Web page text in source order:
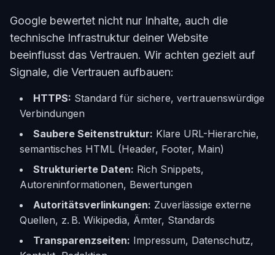
Google bewertet nicht nur Inhalte, auch die
technische Infrastruktur deiner Website
beeinflusst das Vertrauen. Wir achten gezielt auf
Signale, die Vertrauen aufbauen:
HTTPS: Standard für sichere, vertrauenswürdige
Verbindungen
Saubere Seitenstruktur: Klare URL-Hierarchie,
semantisches HTML (Header, Footer, Main)
Strukturierte Daten: Rich Snippets,
Autoreninformationen, Bewertungen
Autoritätsverlinkungen: Zuverlässige externe
Quellen, z. B. Wikipedia, Ämter, Standards
Transparenzseiten: Impressum, Datenschutz,